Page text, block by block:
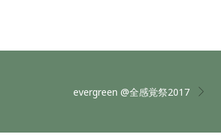
evergreen @全感覚祭2017